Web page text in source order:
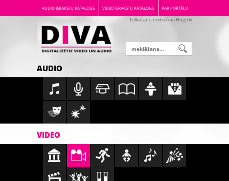
AUDIO IERAKSTU KATALOGS VIDEO IERAKSTU KATALOGS PAR PORTĀLU
Tulkošanu nodrošina Hugo.lv
AUDIO
VIDEO